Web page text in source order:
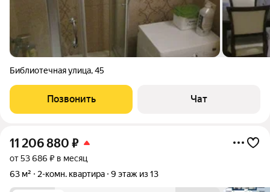
Библиотечная улица,45
Позвонить Чат
11 206 880 ₽
от 53 686 ₽ в месяц
63 м²
2-комн. квартира 9 этаж из 13